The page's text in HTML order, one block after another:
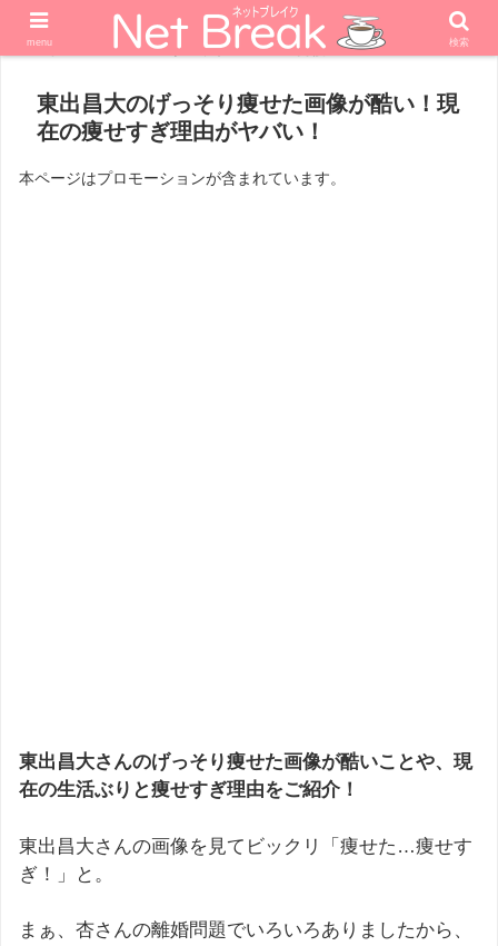
ホーム エンターテナー 男優
東出昌大のげっそり痩せた画像が酷い！現
在の痩せすぎ理由がヤバい！
本ページはプロモーションが含まれています。
東出昌大さんのげっそり痩せた画像が酷いことや、現
在の生活ぶりと痩せすぎ理由をご紹介！
東出昌大さんの画像を見てビックリ「痩せた…痩せす
ぎ！」と。
まぁ、杏さんの離婚問題でいろいろありましたから、
menu 検索